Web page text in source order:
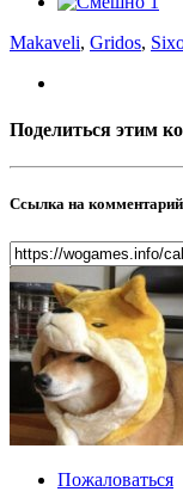
Makaveli, Gridos,
Поделиться этим
Ссылка на комментарий
Пожаловаться